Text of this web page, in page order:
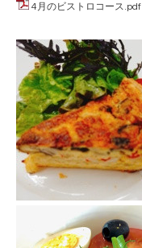
4月のビストロコース.pdf